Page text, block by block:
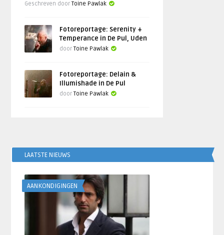
Geschreven doorToine Pawlak
Fotoreportage: Serenity +
Temperance in De Pul, Uden
doorToine Pawlak
Fotoreportage: Delain &
Illumishade in De Pul
doorToine Pawlak
LAATSTE NIEUWS
AANKONDIGINGEN